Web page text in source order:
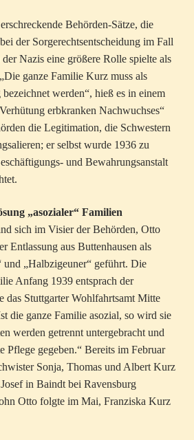
Behörden-Sätze, die
der Sorgerechtsentscheidung im Fall
Nazis eine größere Rolle spielte als
ganze Familie Kurz muss als
werden“, hieß es in einem
erbkranken Nachwuchses“
die Legitimation, die Schwestern
er selbst wurde 1936 zu
und Bewahrungsanstalt
„asozialer“ Familien
sich im Visier der Behörden, Otto
Entlassung aus Buttenhausen als
und „Halbzigeuner“ geführt. Die
Anfang 1939 entsprach der
das Stuttgarter Wohlfahrtsamt Mitte
die ganze Familie asozial, so wird sie
werden getrennt untergebracht und
Pflege gegeben.“ Bereits im Februar
Sonja, Thomas und Albert Kurz
in Baindt bei Ravensburg
Otto folgte im Mai, Franziska Kurz